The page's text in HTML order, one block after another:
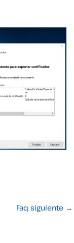
Faq siguiente →